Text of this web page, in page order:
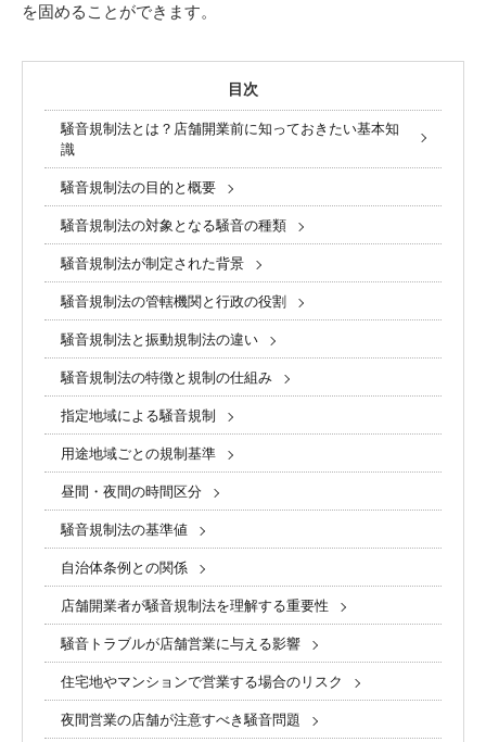
を固めることができます。
目次
騒音規制法とは？店舗開業前に知っておきたい基本知
識
騒音規制法の目的と概要
騒音規制法の対象となる騒音の種類
騒音規制法が制定された背景
騒音規制法の管轄機関と行政の役割
騒音規制法と振動規制法の違い
騒音規制法の特徴と規制の仕組み
指定地域による騒音規制
用途地域ごとの規制基準
昼間・夜間の時間区分
騒音規制法の基準値
自治体条例との関係
店舗開業者が騒音規制法を理解する重要性
騒音トラブルが店舗営業に与える影響
住宅地やマンションで営業する場合のリスク
夜間営業の店舗が注意すべき騒音問題